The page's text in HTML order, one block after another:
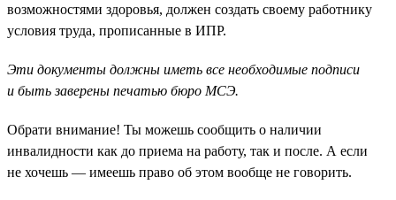
возможностями здоровья, должен создать своему работнику
условия труда, прописанные в ИПР.
Эти документы должны иметь все необходимые подписи
и быть заверены печатью бюро МСЭ.
Обрати внимание! Ты можешь сообщить о наличии
инвалидности как до приема на работу, так и после. А если
не хочешь — имеешь право об этом вообще не говорить.